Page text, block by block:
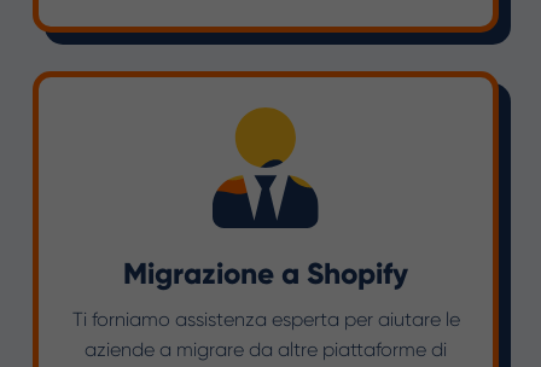
Migrazione a Shopify
Ti forniamo assistenza esperta per aiutare le
aziende a migrare da altre piattaforme di